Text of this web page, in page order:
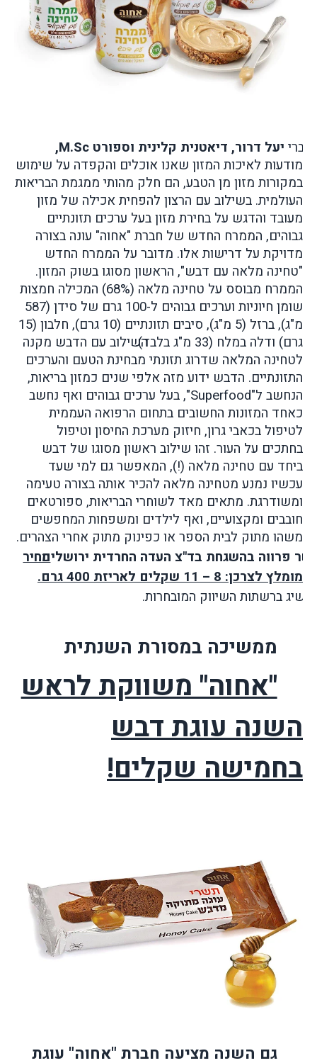
יעל דרור, דיאטנית קלינית וספורטM.Sc
,
מודעות לאיכות המזון שאנו אוכלים והקפדה על שימוש
במקורות מזון מן הטבע, הם חלק מהותי ממגמת הבריאות
העולמית. בשילוב עם הרצון להפחית אכילה של מזון
מעובד והדגש על בחירת מזון בעל ערכים תזונתיים
גבוהים, הממרח החדש של חברת "אחוה" עונה בצורה
מדויקת על דרישות אלו. מדובר על הממרח החדש
"טחינה מלאה עם דבש", הראשון מסוגו בשוק המזון.
הממרח מבוסס על טחינה מלאה (68%) המכילה חמצות
שומן חיוניות וערכים גבוהים ל-100 גרם של סידן (587
מ"ג), ברזל (5 מ"ג), סיבים תזונתיים (10 גרם), חלבון (15
גרם) ודלה במלח (33 מ"ג בלבד).
השילוב עם הדבש מקנה
לטחינה המלאה שדרוג תזונתי מבחינת הטעם והערכים
התזונתיים. הדבש ידוע מזה אלפי שנים כמזון בריאות,
הנחשב ל"Superfood", בעל ערכים גבוהים ואף נחשב
כאחד המזונות החשובים בתחום הרפואה העממית
לטיפול בכאבי גרון, חיזוק מערכת החיסון וטיפול
בחתכים על העור. זהו שילוב ראשון מסוגו של דבש
ביחד עם טחינה מלאה (!), המאפשר גם למי שעד
עכשיו נמנע מטחינה מלאה להכיר אותה בצורה טעימה
ומשודרגת. מתאים מאד לשוחרי הבריאות, ספורטאים
חובבים ומקצועיים, ואף לילדים ומשפחות המחפשים
משהו מתוק לבית הספר או כפינוק מתוק אחרי הצהרים.
פרווה בהשגחת בד"צ העדה החרדית ירושלים.
מחיר
מומלץ לצרכן: 8 – 11 שקלים לאריזת 400 גרם.
ברשתות השיווק המובחרות.
ממשיכה במסורת השנתית
"אחוה" משווקת לראש
השנה עוגת דבש
בחמישה שקלים!
גם השנה מציעה חברת "אחוה" עוגת